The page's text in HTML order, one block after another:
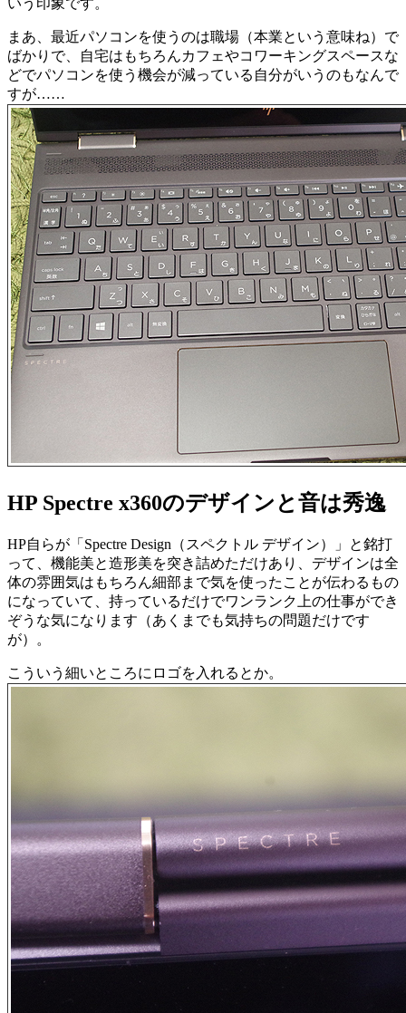
いう印象です。
まあ、最近パソコンを使うのは職場（本業という意味ね）で
ばかりで、自宅はもちろんカフェやコワーキングスペースな
どでパソコンを使う機会が減っている自分がいうのもなんで
すが……
HP Spectre x360のデザインと音は秀逸
HP自らが「Spectre Design（スペクトル デザイン）」と銘打
って、機能美と造形美を突き詰めただけあり、デザインは全
体の雰囲気はもちろん細部まで気を使ったことが伝わるもの
になっていて、持っているだけでワンランク上の仕事ができ
ぞうな気になります（あくまでも気持ちの問題だけです
が）。
こういう細いところにロゴを入れるとか。